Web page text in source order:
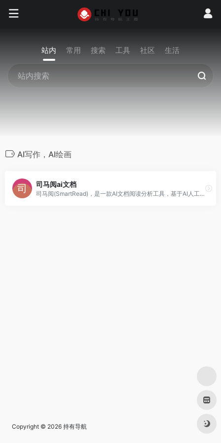
站内 常用 搜索 工具 社区 生活
AI写作，AI绘画
司马阅ai文档
司马阅(SmartRead)，是一款AI文档阅读分析工具，基于AI人工智能技术、智能文档技术，快速从复杂文档提取信息。 通过聊天互动形式，精准、灵活地获取关键信息及灵感，极大节省文档阅读和信息检索时间，高效应用于工作、学习场景，如读行业市场报告、产品手册、法律文档、论文文献、电子书等。AI智能革命已经到来，这只是一个开始！
Copyright © 2026 持有导航